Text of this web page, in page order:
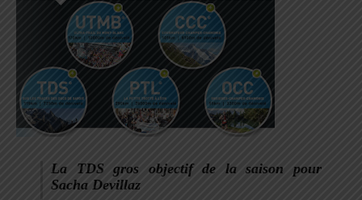
La TDS gros objectif de la saison pour
Sacha Devillaz